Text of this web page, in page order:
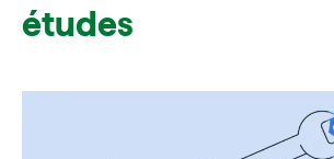
Actus Produit
études